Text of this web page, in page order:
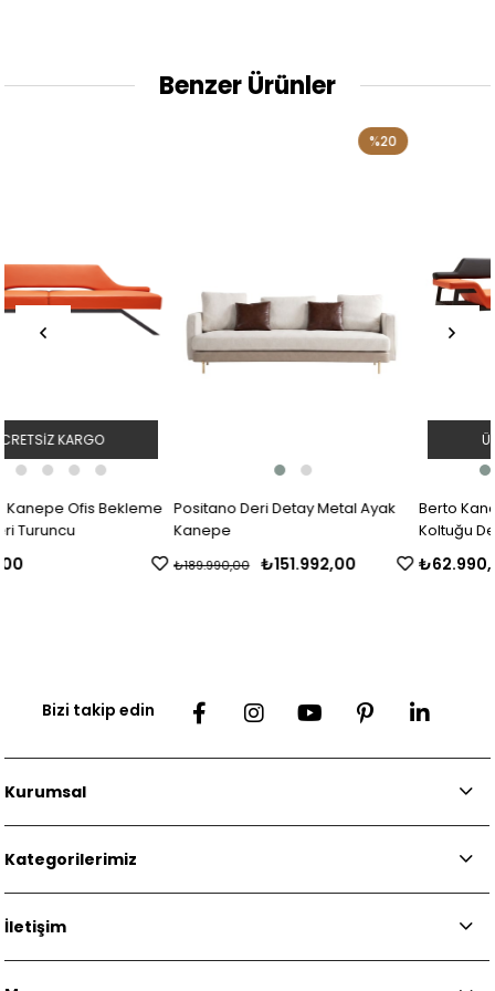
Benzer Ürünler
Positano Deri Detay Metal Ayak
Kanepe
₺151.992,00
Berto Kanepe Ofis Bekleme
Koltuğu Deri Siyah Turuncu
₺62.990,00
Bizi takip edin
Kurumsal
Kategorilerimiz
İletişim